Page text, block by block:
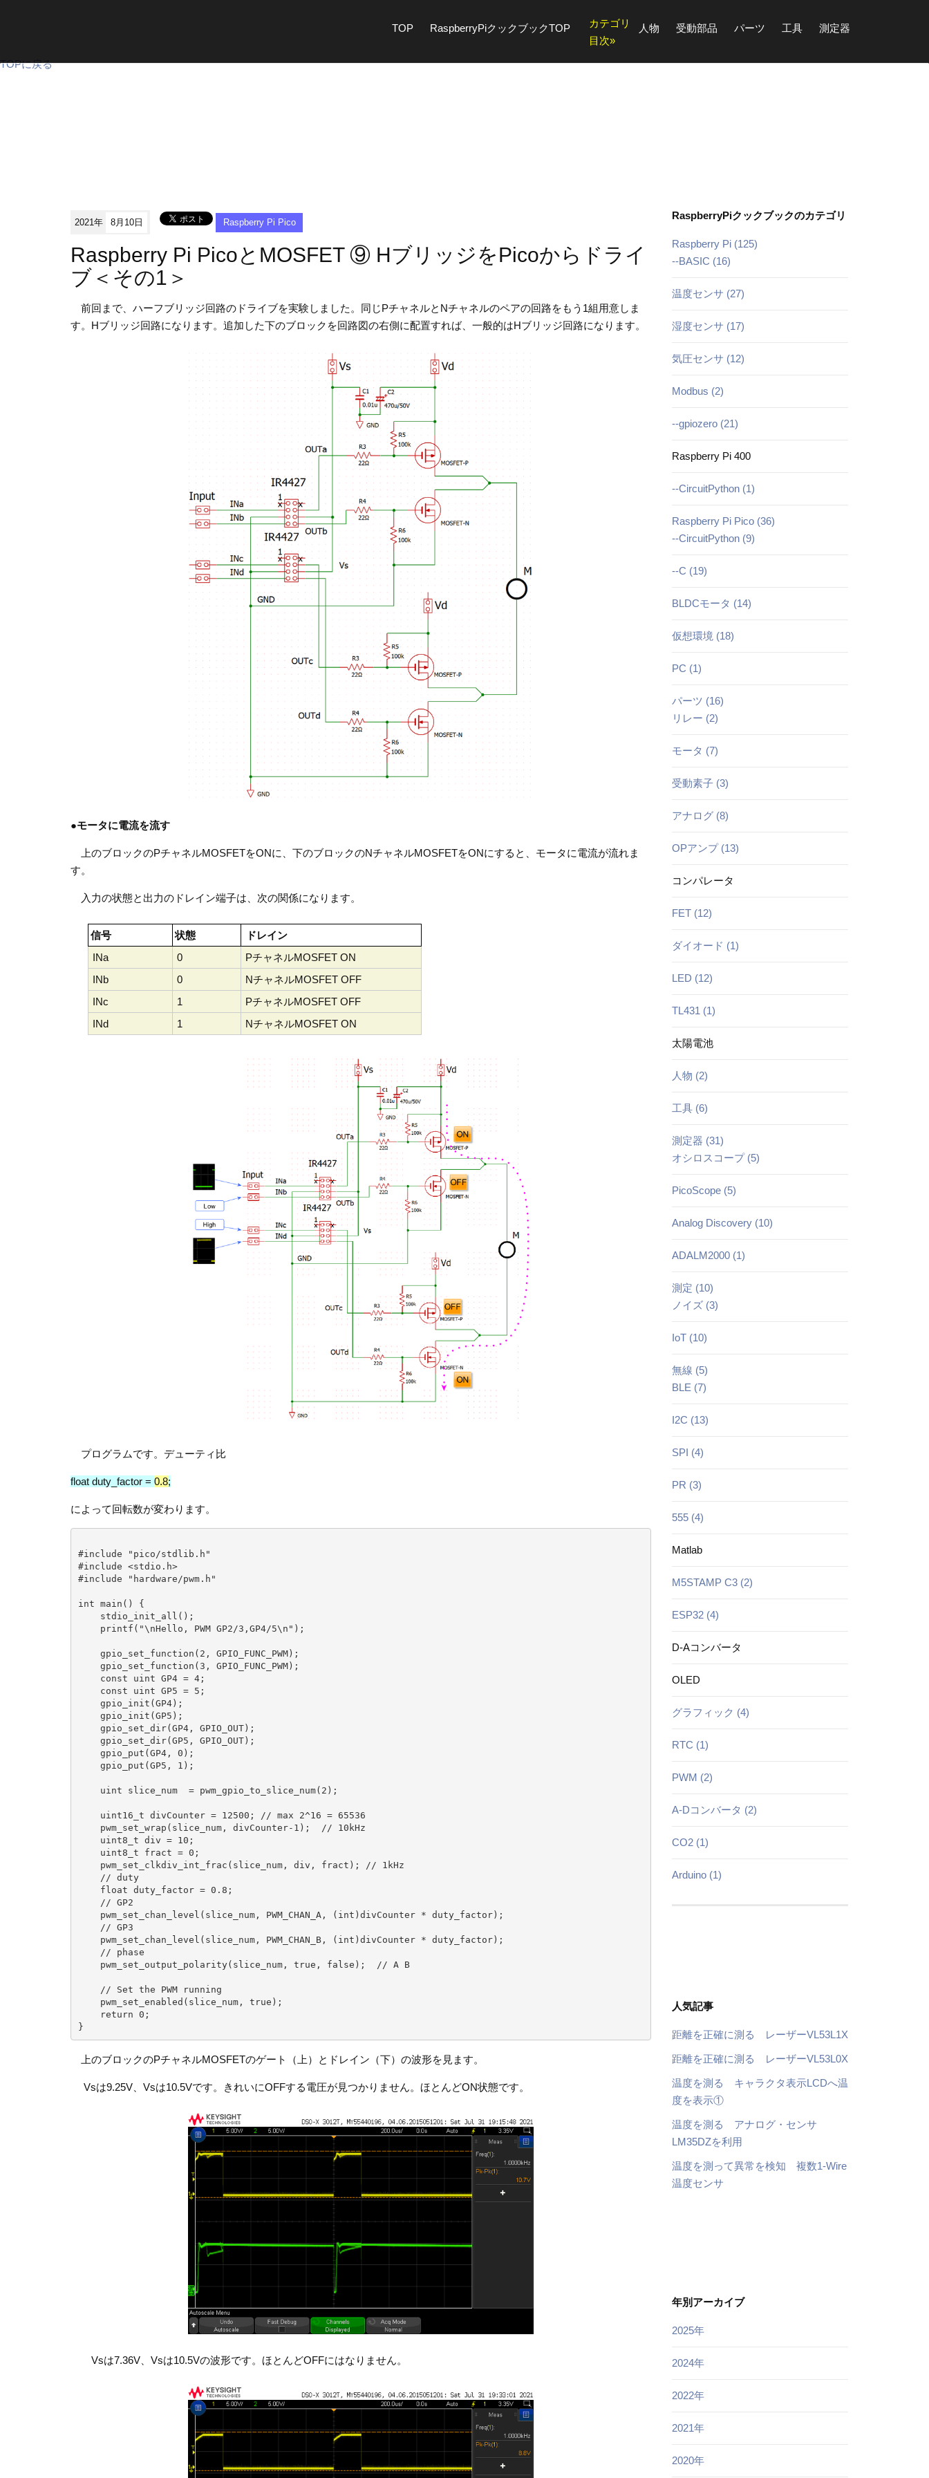
TOP RaspberryPiクックブックTOP
カテゴリ
目次»
人物 受動部品 パーツ 工具 測定器
TOPに戻る
2021年 8月10日 Raspberry Pi Pico
Raspberry Pi PicoとMOSFET ⑨ HブリッジをPicoからドライ
ブ＜その1＞
前回まで、ハーフブリッジ回路のドライブを実験しました。同じPチャネルとNチャネルのペアの回路をもう1組用意しま
す。Hブリッジ回路になります。追加した下のブロックを回路図の右側に配置すれば、一般的はHブリッジ回路になります。
●モータに電流を流す
上のブロックのPチャネルMOSFETをONに、下のブロックのNチャネルMOSFETをONにすると、モータに電流が流れま
す。
入力の状態と出力のドレイン端子は、次の関係になります。
信号 状態
ドレイン
INa
0
PチャネルMOSFET ON
INb
0
NチャネルMOSFET OFF
INc
1
PチャネルMOSFET OFF
INd
1 NチャネルMOSFET ON
プログラムです。デューティ比
float duty_factor = 0.8;
によって回転数が変わります。
#include "pico/stdlib.h"
#include <stdio.h>
#include "hardware/pwm.h"
int main() {
上のブロックのPチャネルMOSFETのゲート（上）とドレイン（下）の波形を見ます。
Vsは9.25V、Vsは10.5Vです。きれいにOFFする電圧が見つかりません。ほとんどON状態です。
Vsは7.36V、Vsは10.5Vの波形です。ほとんどOFFにはなりません。
RaspberryPiクックブックのカテゴリ
Raspberry Pi (125)
--BASIC (16)
温度センサ (27)
湿度センサ (17)
気圧センサ (12)
Modbus (2)
--gpiozero (21)
Raspberry Pi 400
--CircuitPython (1)
Raspberry Pi Pico (36)
--CircuitPython (9)
--C (19)
BLDCモータ (14)
仮想環境 (18)
PC (1)
パーツ (16)
リレー (2)
モータ (7)
受動素子 (3)
アナログ (8)
OPアンプ (13)
コンパレータ
FET (12)
ダイオード (1)
LED (12)
TL431 (1)
太陽電池
人物 (2)
工具 (6)
測定器 (31)
オシロスコープ (5)
PicoScope (5)
Analog Discovery (10)
ADALM2000 (1)
測定 (10)
ノイズ (3)
IoT (10)
無線 (5)
BLE (7)
I2C (13)
SPI (4)
PR (3)
555 (4)
Matlab
M5STAMP C3 (2)
ESP32 (4)
D-Aコンバータ
OLED
グラフィック (4)
RTC (1)
PWM (2)
A-Dコンバータ (2)
CO2 (1)
Arduino (1)
人気記事
距離を正確に測る レーザーVL53L1X
距離を正確に測る レーザーVL53L0X
温度を測る キャラクタ表示LCDへ温
度を表示①
温度を測る アナログ・センサ
LM35DZを利用
温度を測って異常を検知 複数1-Wire
温度センサ
年別アーカイブ
2025年
2024年
2022年
2021年
2020年